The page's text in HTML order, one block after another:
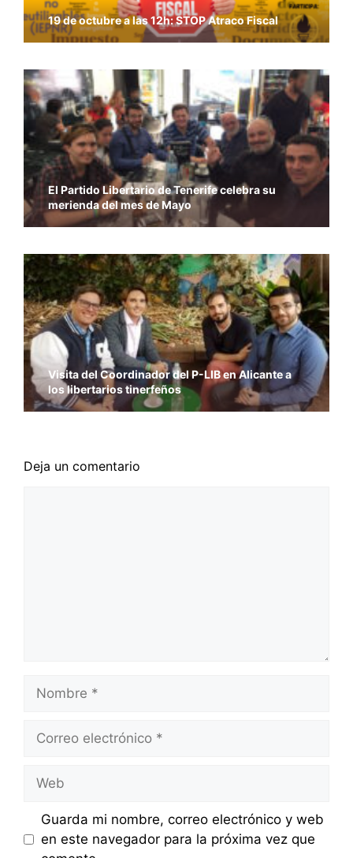
19 de octubre a las 12h: STOP Atraco Fiscal
El Partido Libertario de Tenerife celebra su
merienda del mes de Mayo
Visita del Coordinador del P-LIB en Alicante a
los libertarios tinerfeños
Deja un comentario
electrónico
Guarda mi nombre, correo electrónico y web
en este navegador para la próxima vez que